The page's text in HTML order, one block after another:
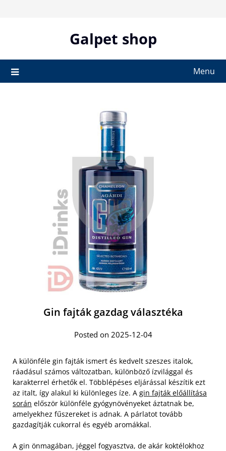
Galpet shop
Menu
Gin fajták gazdag választéka
Posted on 2025-12-04
A különféle gin fajták ismert és kedvelt szeszes italok,
ráadásul számos változatban, különböző ízvilággal és
karakterrel érhetők el. Többlépéses eljárással készítik ezt
az italt, így alakul ki különleges íze. A gin fajták előállítása
során először különféle gyógynövényeket áztatnak be,
amelyekhez fűszereket is adnak. A párlatot tovább
gazdagítják cukorral és egyéb aromákkal.
A gin önmagában, jéggel fogyasztva, de akár koktélokhoz